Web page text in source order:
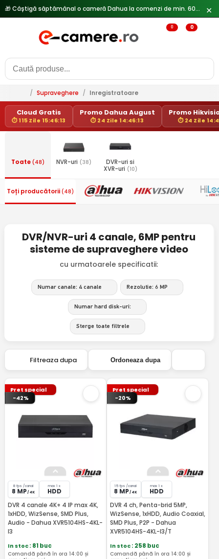
✕
0 0
/ Supraveghere / Inregistratoare
Cloud Gratis
⏱ 115 Zile 15:46:13
Promo Dahua August
⏱ 24 Zile 14:46:13
Promo
⏱ 24 Zile
Toate(48) NVR-uri (38)
DVR-uri si
XVR-uri (10)
Toți producătorii (48)
DVR/NVR-uri 4 canale, 6MP pentru
sisteme de supraveghere video
cu urmatoarele specificatii:
Numar canale: 4 canale Rezolutie: 6 MP
Numar hard disk-uri:
Sterge toate filtrele
Filtreaza dupa Ordoneaza dupa
Pret special
-42%
8 fps /canal
8 MP / 4K
max 1 x
HDD
DVR 4 canale 4K+ 4 IP max 4K,
1xHDD, WizSense, SMD Plus,
Audio - Dahua XVR5104HS-4KL-
I3
In stoc: 81 buc
Comandă până în ora 14:00 și
Pret special
-20%
15 fps /canal
8 MP / 4K
max 1 x
HDD
DVR 4 ch, Penta-brid 5MP,
WizSense, 1xHDD, Audio Coaxial,
SMD Plus, P2P - Dahua
XVR5104HS-4KL-I3/T
In stoc: 258 buc
Comandă până în ora 14:00 și